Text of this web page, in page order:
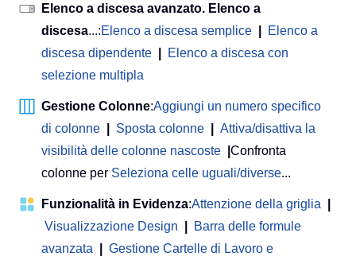
Elenco a discesa avanzato. Elenco a
discesa...:Elenco a discesa semplice
Elenco a
discesa dipendente
Elenco a discesa con
selezione multipla
Gestione Colonne:Aggiungi un numero specifico
di colonne
Sposta colonne
Attiva/disattiva la
visibilità delle colonne nascoste
Confronta
colonne per Seleziona celle uguali/diverse...
Funzionalità in Evidenza:Attenzione della griglia
Visualizzazione Design
Barra delle formule
avanzata
Gestione Cartelle di Lavoro e